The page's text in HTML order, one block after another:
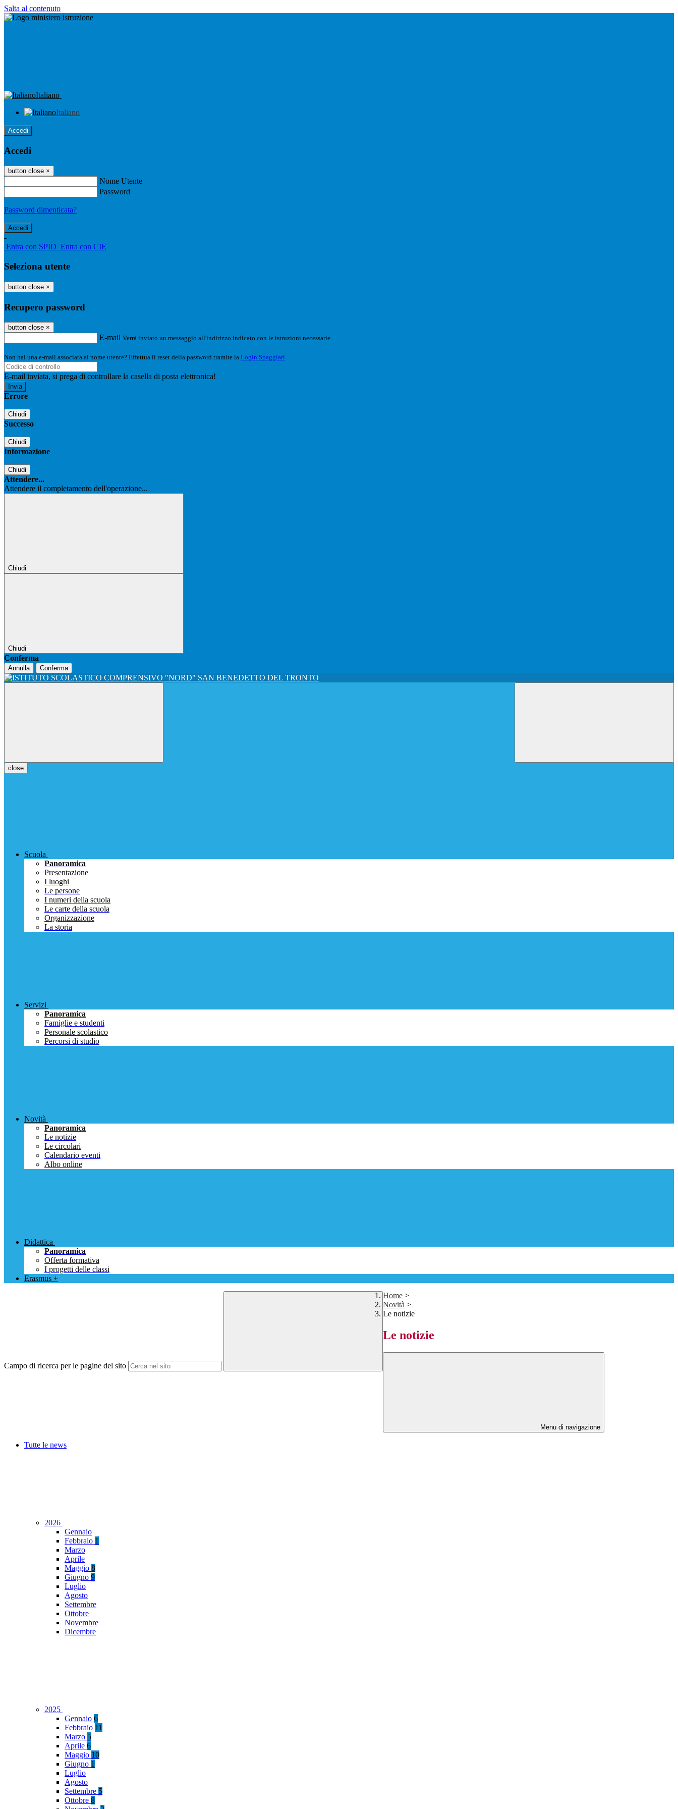
Salta al contenuto
Italiano
Italiano
Accedi
Accedi
button close ×
Nome Utente
Password
Password dimenticata?
-
Entra con SPID Entra con CIE
Seleziona utente
button close ×
Recupero password
button close ×
E-mail Verrà inviato un messaggio all'indirizzo indicato con le istruzioni necessarie.
Non hai una e-mail associata al nome utente? Effettua il reset della password tramite la Login Spaggiari
E-mail inviata, si prega di controllare la casella di posta elettronica!
Errore
Chiudi
Successo
Chiudi
Informazione
Chiudi
Attendere...
Attendere il completamento dell'operazione...
Chiudi
Chiudi
Conferma
Annulla Conferma
close
Scuola
Panoramica
Presentazione
I luoghi
Le persone
I numeri della scuola
Le carte della scuola
Organizzazione
La storia
Servizi
Panoramica
Famiglie e studenti
Personale scolastico
Percorsi di studio
Novità
Panoramica
Le notizie
Le circolari
Calendario eventi
Albo online
Didattica
Panoramica
Offerta formativa
I progetti delle classi
Erasmus +
Campo di ricerca per le pagine del sito
Home >
Novità >
Le notizie
Le notizie
Menu di navigazione
Tutte le news
2026
Gennaio
Febbraio 1
Marzo
Aprile
Maggio 8
Giugno 9
Luglio
Agosto
Settembre
Ottobre
Novembre
Dicembre
2025
Gennaio 6
Febbraio 11
Marzo 5
Aprile 6
Maggio 10
Giugno 1
Luglio
Agosto
Settembre 5
Ottobre 8